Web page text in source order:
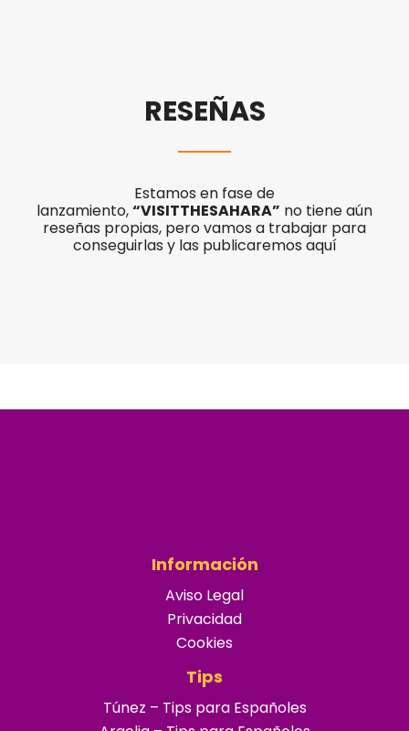
RESEÑAS
Estamos en fase de
lanzamiento,“VISITTHESAHARA” no tiene aún
reseñas propias, pero vamos a trabajar para
conseguirlas y las publicaremos aquí
Información
Aviso Legal
Privacidad
Cookies
Tips
Túnez – Tips para Españoles